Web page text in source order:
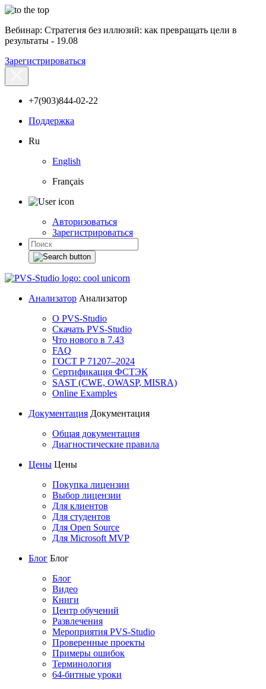
Вебинар: Стратегия без иллюзий: как превращать цели в
результаты - 19.08
Зарегистрироваться
+7(903)844-02-22
Поддержка
Ru
English
Français
Авторизоваться
Зарегистрироваться
Анализатор Анализатор
О PVS-Studio
Скачать PVS-Studio
Что нового в 7.43
FAQ
ГОСТ Р 71207–2024
Сертификация ФСТЭК
SAST (CWE, OWASP, MISRA)
Online Examples
Документация Документация
Общая документация
Диагностические правила
Цены Цены
Покупка лицензии
Выбор лицензии
Для клиентов
Для студентов
Для Open Source
Для Microsoft MVP
Блог Блог
Блог
Видео
Книги
Центр обучений
Развлечения
Мероприятия PVS-Studio
Проверенные проекты
Примеры ошибок
Терминология
64-битные уроки